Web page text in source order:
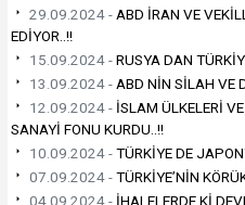
29.09.2024 - ABD İRAN VE
EDİYOR..!!
15.09.2024 -RUSYA DAN
13.09.2024 - ABD NİN SİLAH VE
12.09.2024 - İSLAM ÜLKELERİ
SANAYİ FONU KURDU..!!
10.09.2024 -TÜRKİYE DE
07.09.2024 -TÜRKİYE’NİN
04.09.2024 - İHALELERDE Kİ